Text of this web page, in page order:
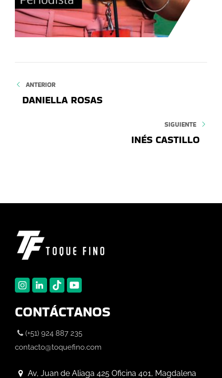
ANTERIOR
DANIELLA ROSAS
SIGUIENTE
INÉS CASTILLO
CONTÁCTANOS
(+51) 924 887 235
contacto@toquefino.com
Av, Juan de Aliaga 425 Oficina 401, Magdalena